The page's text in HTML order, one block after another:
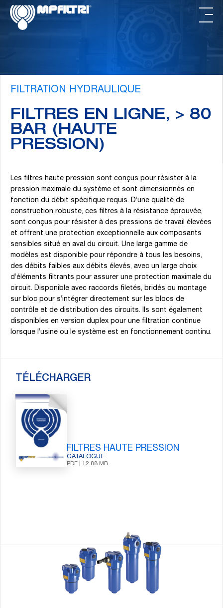
Passer
contenu
Passer
FILTRATION HYDRAULIQUE
FILTRES EN LIGNE, > 80
BAR (HAUTE
PRESSION)
Les filtres haute pression sont conçus pour résister à la
pression maximale du système et sont dimensionnés en
fonction du débit spécifique requis. D’une qualité de
construction robuste, ces filtres à la résistance éprouvée,
sont conçus pour résister à des pressions de travail élevées
et offrent une protection exceptionnelle aux composants
sensibles situé en aval du circuit. Une large gamme de
modèles est disponible pour répondre à tous les besoins,
des débits faibles aux débits élevés, avec un large choix
d’éléments filtrants pour assurer une protection maximale du
circuit. Disponible avec raccords filetés, bridés ou montage
sur bloc pour s’intégrer directement sur les blocs de
contrôle et de distribution des circuits. Ils sont également
disponibles en version duplex pour une filtration continue
lorsque l’usine ou le système est en fonctionnement continu.
TÉLÉCHARGER
FILTRES HAUTE PRESSION
CATALOGUE
PDF | 12.88 MB
PRODUITS
ASSOCIÉS